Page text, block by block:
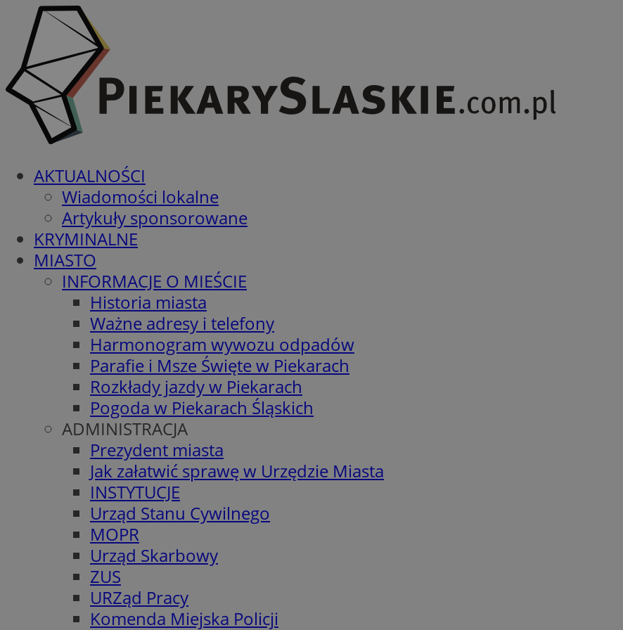
AKTUALNOŚCI
Wiadomości lokalne
Artykuły sponsorowane
KRYMINALNE
MIASTO
INFORMACJE O MIEŚCIE
Historia miasta
Ważne adresy i telefony
Harmonogram wywozu odpadów
Parafie i Msze Święte w Piekarach
Rozkłady jazdy w Piekarach
Pogoda w Piekarach Śląskich
ADMINISTRACJA
Prezydent miasta
Jak załatwić sprawę w Urzędzie Miasta
INSTYTUCJE
Urząd Stanu Cywilnego
MOPR
Urząd Skarbowy
ZUS
URZąd Pracy
Komenda Miejska Policji